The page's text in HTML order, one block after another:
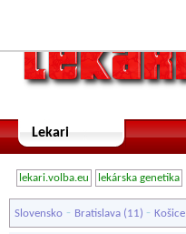
Lekari
lekari.volba.eu lekárska genetika
Slovensko - Bratislava (11) - Košice